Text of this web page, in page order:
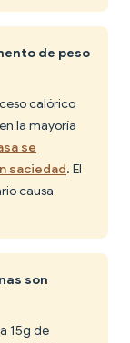
de peso
calórico
la mayoría
se
saciedad. El
causa
son
15g de